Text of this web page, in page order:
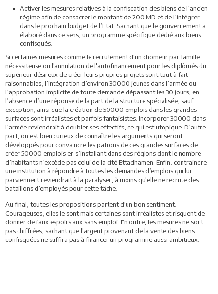
Activer les mesures relatives à la confiscation des biens de l’ancien
régime afin de consacrer le montant de 200 MD et de l’intégrer
dans le prochain budget de l’Etat. Sachant que le gouvernement a
élaboré dans ce sens, un programme spécifique dédié aux biens
confisqués.
Si certaines mesures comme le recrutement d'un chômeur par famille
nécessiteuse ou l'annulation de l'autofinancement pour les diplômés du
supérieur désireux de créer leurs propres projets sont tout à fait
raisonnables, l’intégration d’environ 30000 jeunes dans l’armée ou
l’approbation implicite de toute demande dépassant les 30 jours, en
l’absence d’une réponse de la part de la structure spécialisée, sauf
exception, ainsi que la création de 50000 emplois dans les grandes
surfaces sont irréalistes et parfois fantaisistes. Incorporer 30000 dans
l’armée reviendrait à doubler ses effectifs, ce qui est utopique. D’autre
part, on est bien curieux de connaître les arguments qui seront
développés pour convaincre les patrons de ces grandes surfaces de
créer 50000 emplois en s’installant dans des régions dont le nombre
d’habitants n’excède pas celui de la cité Ettadhamen. Enfin, contraindre
une institution à répondre à toutes les demandes d’emplois qui lui
parviennent reviendrait à la paralyser, à moins qu'elle ne recrute des
bataillons d’employés pour cette tâche.
Au final, toutes les propositions partent d'un bon sentiment.
Courageuses, elles le sont mais certaines sont irréalistes et risquent de
donner de faux espoirs aux sans emploi. En outre, les mesures ne sont
pas chiffrées, sachant que l'argent provenant de la vente des biens
confisquées ne suffira pas à financer un programme aussi ambitieux.